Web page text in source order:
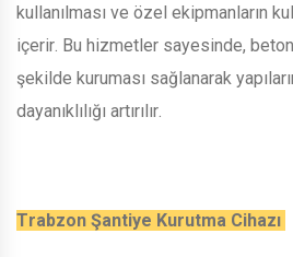
kullanılması ve özel ekipmanların
içerir. Bu hizmetler sayesinde,
şekilde kuruması sağlanarak
dayanıklılığı artırılır.
Trabzon Şantiye Kurutma Cihazı